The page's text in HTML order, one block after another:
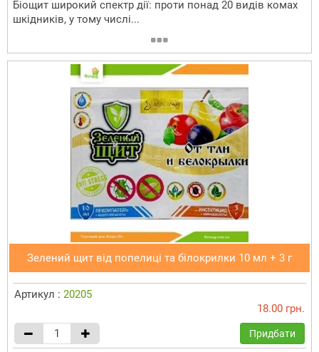
Біощит широкий спектр дії: проти понад 20 видів комах
шкідників, у тому числі...
Зелений щит від попелиці та білокрилки 10 мл + 3 г
Артикул : 20205
18.00 грн.
Придбати